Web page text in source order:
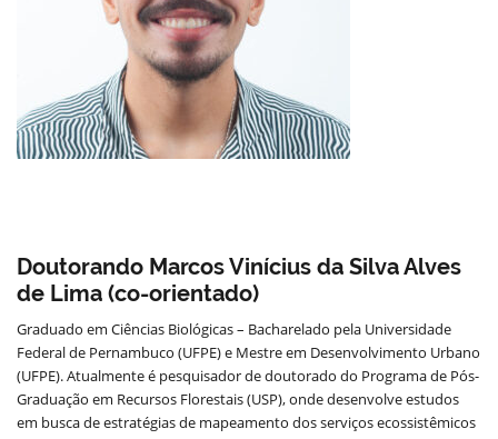
Doutorando Marcos Vinícius da Silva Alves
de Lima (co-orientado)
Graduado em Ciências Biológicas – Bacharelado pela Universidade
Federal de Pernambuco (UFPE) e Mestre em Desenvolvimento Urbano
(UFPE). Atualmente é pesquisador de doutorado do Programa de Pós-
Graduação em Recursos Florestais (USP), onde desenvolve estudos
em busca de estratégias de mapeamento dos serviços ecossistêmicos